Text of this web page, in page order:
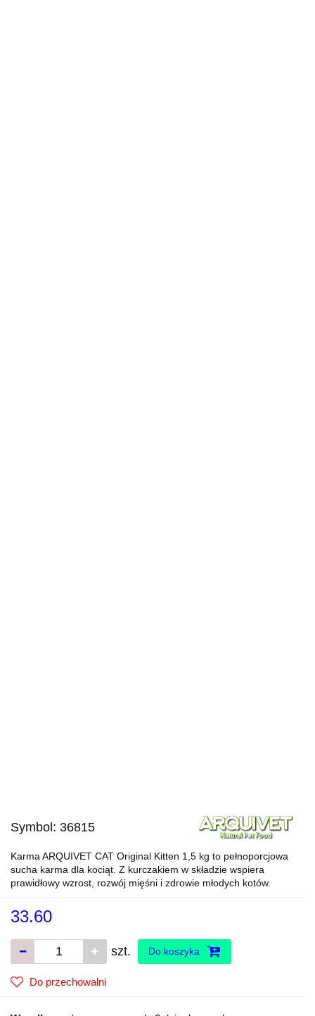
Symbol: 36815
Karma ARQUIVET CAT Original Kitten 1,5 kg to pełnoporcjowa
sucha karma dla kociąt. Z kurczakiem w składzie wspiera
prawidłowy wzrost, rozwój mięśni i zdrowie młodych kotów.
33.60
szt. Do koszyka
Do przechowalni